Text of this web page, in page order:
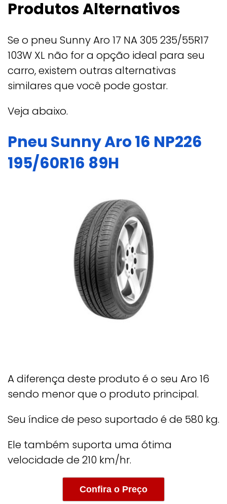
Produtos Alternativos
Se o pneu Sunny Aro 17 NA 305 235/55R17
103W XL não for a opção ideal para seu
carro, existem outras alternativas
similares que você pode gostar.
Veja abaixo.
Pneu Sunny Aro 16 NP226
195/60R16 89H
A diferença deste produto é o seu Aro 16
sendo menor que o produto principal.
Seu índice de peso suportado é de 580 kg.
Ele também suporta uma ótima
velocidade de 210 km/hr.
Confira o Preço